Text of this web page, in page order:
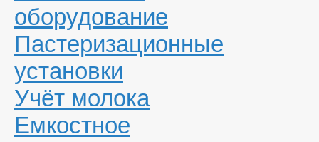
оборудование
Пастеризационные
установки
Учёт молока
Емкостное